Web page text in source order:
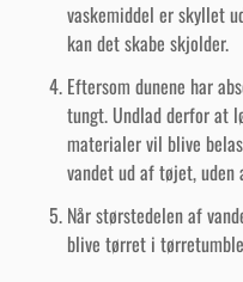
vaskemiddel er skyllet
kan det skabe skjolder.
Eftersom dunene har
tungt. Undlad derfor at
materialer vil blive
vandet ud af tøjet, uden
Når størstedelen af
blive tørret i